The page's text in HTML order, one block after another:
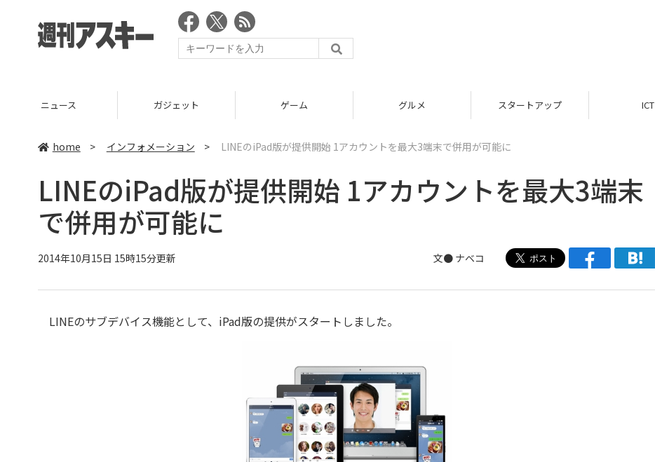
ニュース ガジェット ゲーム グルメ スタートアップ ICT
home > インフォメーション > LINEのiPad版が提供開始 1アカウントを最大3端末で併用が可能に
LINEのiPad版が提供開始 1アカウントを最大3端末
で併用が可能に
2014年10月15日 15時15分更新 文● ナベコ
LINEのサブデバイス機能として、iPad版の提供がスタートしました。